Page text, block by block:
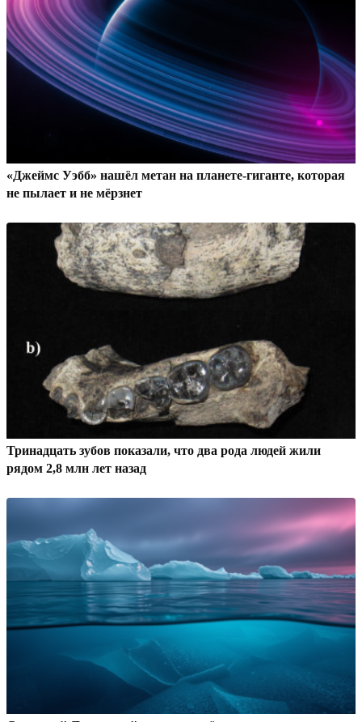
«Джеймс Уэбб» нашёл метан на планете-гиганте, которая
не пылает и не мёрзнет
Тринадцать зубов показали, что два рода людей жили
рядом 2,8 млн лет назад